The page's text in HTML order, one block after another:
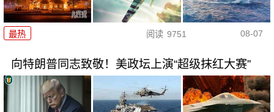
最热 阅读 9751 08-07
向特朗普同志致敬！美政坛上演“超级抹红大赛”